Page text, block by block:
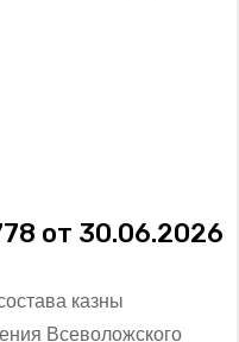
от 30.06.2026
казны
Всеволожского